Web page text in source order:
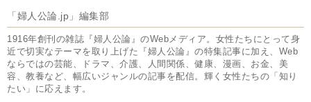
「婦人公論.jp」編集部
1916年創刊の雑誌『婦人公論』のWebメディア。女性たちにとって身
近で切実なテーマを取り上げた『婦人公論』の特集記事に加え、Web
ならではの芸能、ドラマ、介護、人間関係、健康、漫画、お金、美
容、教養など、幅広いジャンルの記事を配信。輝く女性たちの「知り
たい」に応えます。